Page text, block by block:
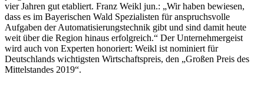
vier Jahren gut etabliert. Franz Weikl jun.: „Wir haben bewiesen,
dass es im Bayerischen Wald Spezialisten für anspruchsvolle
Aufgaben der Automatisierungstechnik gibt und sind damit heute
weit über die Region hinaus erfolgreich.“ Der Unternehmergeist
wird auch von Experten honoriert: Weikl ist nominiert für
Deutschlands wichtigsten Wirtschaftspreis, den „Großen Preis des
Mittelstandes 2019“.